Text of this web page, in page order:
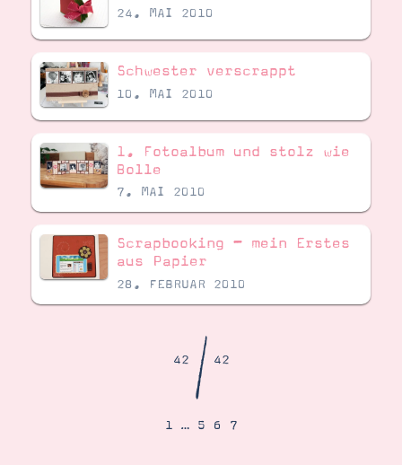
Angebote
Demonstrator werden
Blog
Gutscheine
Über mich
Über Stampin’ Up!
24. MAI 2010
Schwester verscrappt
10. MAI 2010
1. Fotoalbum und stolz wie
Bolle
7. MAI 2010
Scrapbooking – mein Erstes
aus Papier
28. FEBRUAR 2010
42/42
1 … 5 6 7